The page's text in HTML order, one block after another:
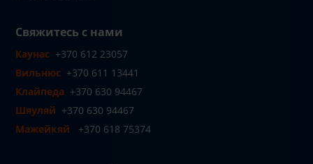
Свяжитесь с нами
Каунас +370 612 23057
Вильнюс +370 611 13441
Клайпеда +370 630 94467
Шяуляй +370 630 94467
Мажейкяй
+370 618 75374